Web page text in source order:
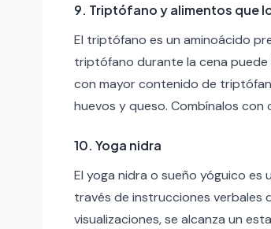
9. Triptófano y alimentos que
El triptófano es un aminoácido
triptófano durante la cena
con mayor contenido de
huevos y queso. Combínalos
10. Yoga nidra
El yoga nidra o sueño yóguico
través de instrucciones verbales
visualizaciones, se alcanza un